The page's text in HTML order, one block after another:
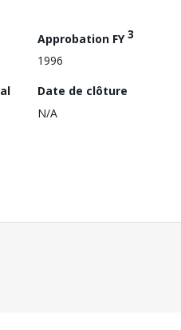
Approbation FY3
1996
Date de clôture
N/A